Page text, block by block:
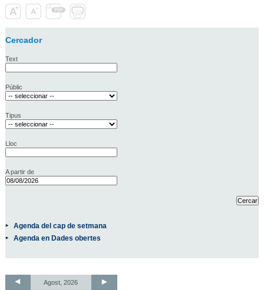
Cercador
Text
Públic
Tipus
Lloc
A partir de
Agenda del cap de setmana
Agenda en Dades obertes
Agost, 2026